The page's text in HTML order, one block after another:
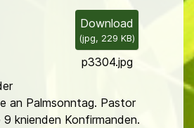
Download
(jpg, 229 KB)
p3304.jpg
an Palmsonntag. Pastor
knienden Konfirmanden.